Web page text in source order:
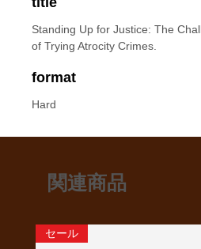
Standing Up for Justice: The
of Trying Atrocity Crimes.
format
Hard
関連商品
セール